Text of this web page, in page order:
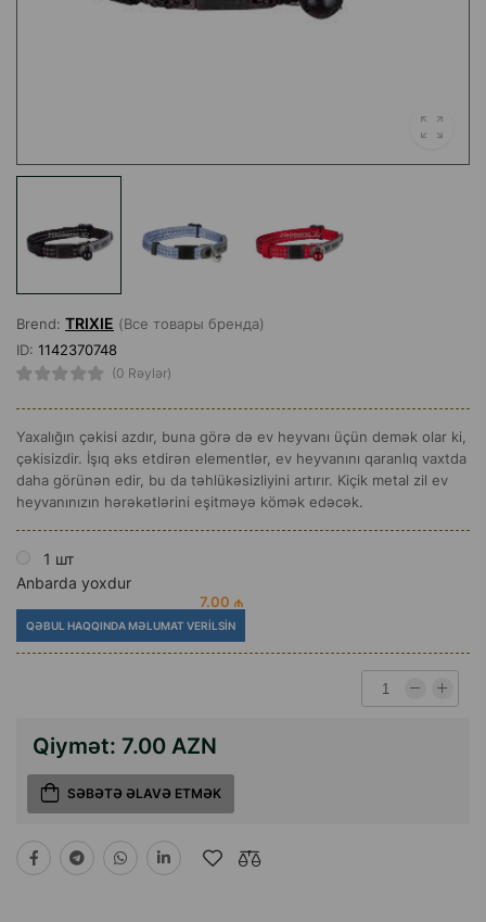
Brend: TRIXIE (Все товары бренда)
ID: 1142370748
(0 Rəylər)
Yaxalığın çəkisi azdır, buna görə də ev heyvanı üçün demək olar ki,
çəkisizdir. İşıq əks etdirən elementlər, ev heyvanını qaranlıq vaxtda
daha görünən edir, bu da təhlükəsizliyini artırır. Kiçik metal zil ev
heyvanınızın hərəkətlərini eşitməyə kömək edəcək.
1 шт
Anbarda yoxdur
7.00 ₼
QƏBUL HAQQINDA MƏLUMAT VERILSIN
Qiymət: 7.00 AZN
SƏBƏTƏ ƏLAVƏ ETMƏK